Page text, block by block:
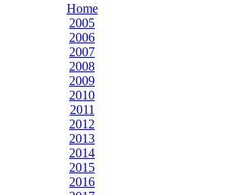
Home
2005
2006
2007
2008
2009
2010
2011
2012
2013
2014
2015
2016